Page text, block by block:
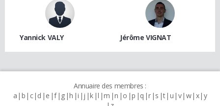
Yannick VALY Jérôme VIGNAT
Annuaire des membres :
a b c d e f g h i j k l m n o p q r s t u v w x y